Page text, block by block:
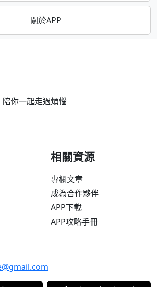
關於APP
你一起走過煩惱
相關資源
專欄文章
成為合作夥伴
APP下載
APP攻略手冊